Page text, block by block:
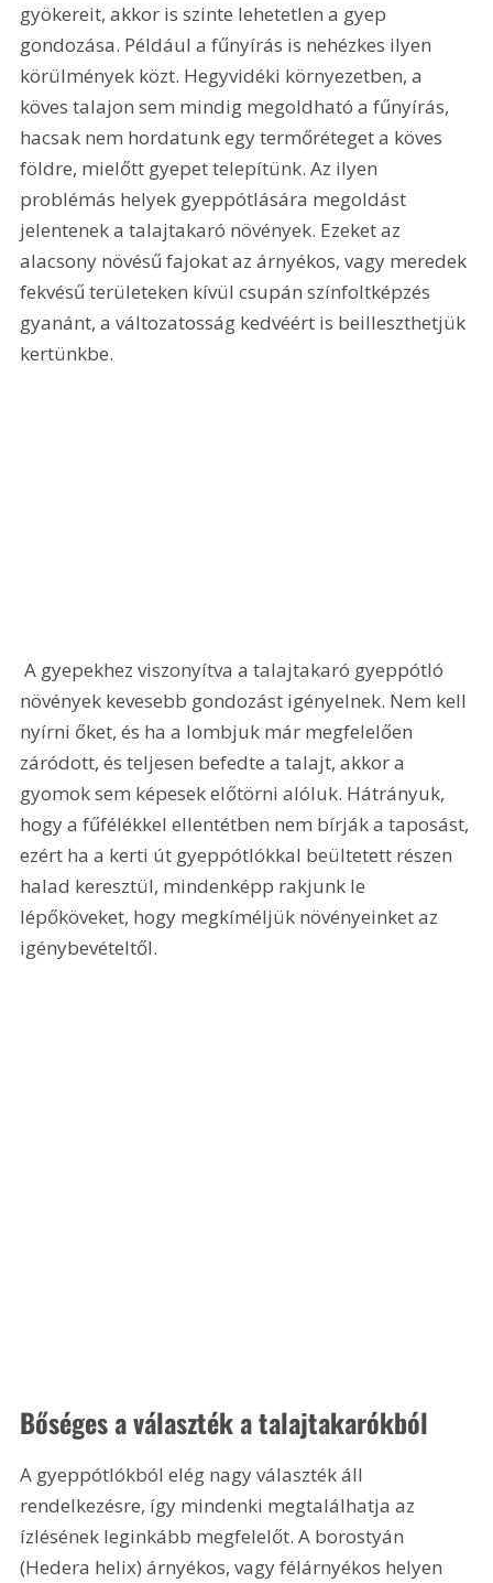
gyökereit, akkor is szinte lehetetlen a gyep
gondozása. Például a fűnyírás is nehézkes ilyen
körülmények közt. Hegyvidéki környezetben, a
köves talajon sem mindig megoldható a fűnyírás,
hacsak nem hordatunk egy termőréteget a köves
földre, mielőtt gyepet telepítünk. Az ilyen
problémás helyek gyeppótlására megoldást
jelentenek a talajtakaró növények. Ezeket az
alacsony növésű fajokat az árnyékos, vagy meredek
fekvésű területeken kívül csupán színfoltképzés
gyanánt, a változatosság kedvéért is beilleszthetjük
kertünkbe.
A gyepekhez viszonyítva a talajtakaró gyeppótló
növények kevesebb gondozást igényelnek. Nem kell
nyírni őket, és ha a lombjuk már megfelelően
záródott, és teljesen befedte a talajt, akkor a
gyomok sem képesek előtörni alóluk. Hátrányuk,
hogy a fűfélékkel ellentétben nem bírják a taposást,
ezért ha a kerti út gyeppótlókkal beültetett részen
halad keresztül, mindenképp rakjunk le
lépőköveket, hogy megkíméljük növényeinket az
igénybevételtől.
Bőséges a választék a talajtakarókból
A gyeppótlókból elég nagy választék áll
rendelkezésre, így mindenki megtalálhatja az
ízlésének leginkább megfelelőt. A borostyán
(Hedera helix) árnyékos, vagy félárnyékos helyen